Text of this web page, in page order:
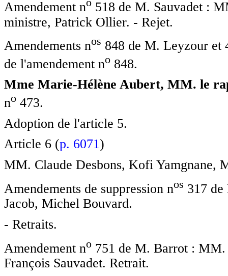
Amendement no 518 de M. Sauvadet :
ministre, Patrick Ollier. - Rejet.
Amendements nos 848 de M. Leyzour
de l'amendement no 848.
Mme Marie-Hélène Aubert, MM. le
no 473.
Adoption de l'article 5.
Article 6 (p. 6071)
MM. Claude Desbons, Kofi Yamgnane,
Amendements de suppression nos 317
Jacob, Michel Bouvard.
- Retraits.
Amendement no 751 de M. Barrot :
François Sauvadet. Retrait.